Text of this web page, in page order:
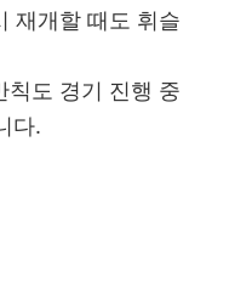
재개할 때도 휘슬
칙도 경기 진행 중
다.